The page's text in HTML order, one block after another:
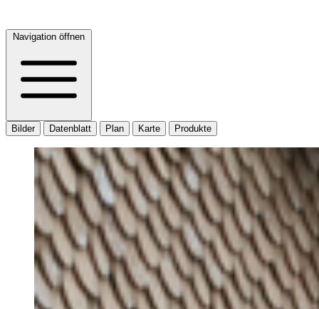
Navigation öffnen
Bilder Datenblatt Plan Karte Produkte